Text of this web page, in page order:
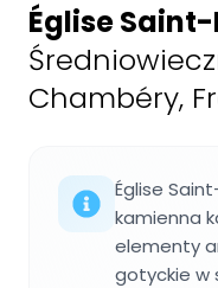
Église
Chambéry,
Église
kamienna
elementy
gotyckie w